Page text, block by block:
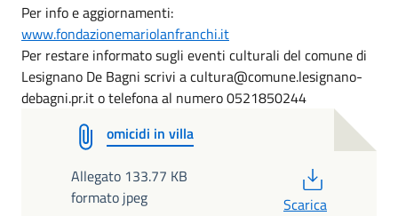
Per info e aggiornamenti:
www.fondazionemariolanfranchi.it
Per restare informato sugli eventi culturali del comune di
Lesignano De Bagni scrivi a cultura@comune.lesignano-
debagni.pr.it o telefona al numero 0521850244
omicidi in villa
Allegato 133.77 KB
formato jpeg
Scarica